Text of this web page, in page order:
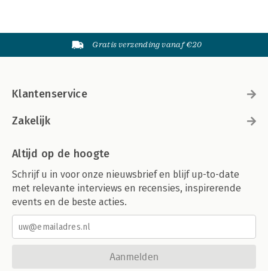
Gratis verzending vanaf €20
Klantenservice
Zakelijk
Altijd op de hoogte
Schrijf u in voor onze nieuwsbrief en blijf up-to-date
met relevante interviews en recensies, inspirerende
events en de beste acties.
Aanmelden